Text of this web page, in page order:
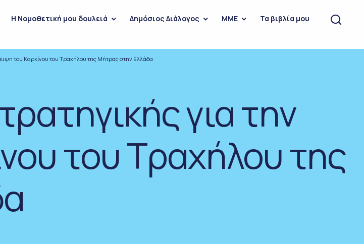
Η Νομοθετική μου δουλειά Δημόσιος Διάλογος ΜΜΕ Τα βιβλία μου
του Καρκίνου του Τραχήλου της Μήτρας στην Ελλάδα
για την
του Τραχήλου της